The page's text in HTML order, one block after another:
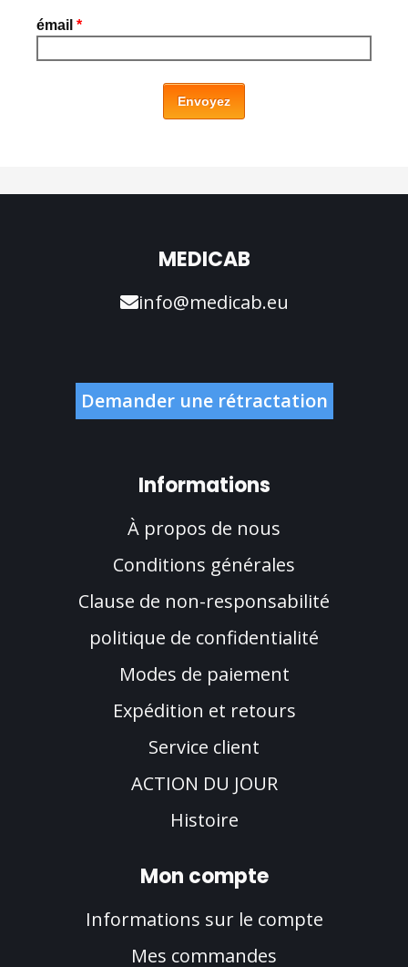
émail *
Envoyez
MEDICAB
info@medicab.eu
Demander une rétractation
Informations
À propos de nous
Conditions générales
Clause de non-responsabilité
politique de confidentialité
Modes de paiement
Expédition et retours
Service client
ACTION DU JOUR
Histoire
Mon compte
Informations sur le compte
Mes commandes